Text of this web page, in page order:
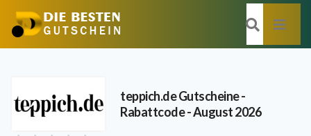
teppich.deGutscheine -
Rabattcode - August 2026